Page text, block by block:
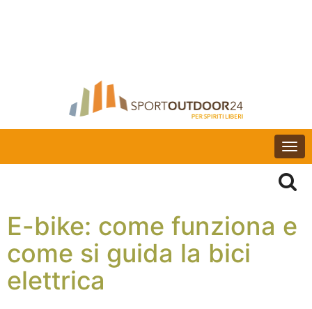
E-bike: come funziona e
come si guida la bici
elettrica